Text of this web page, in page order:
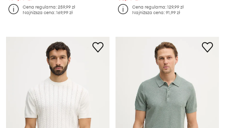
Cena regularna:259,99 zł
Najniższa cena:169,99 zł
Cena regularna:129,99 zł
Najniższa cena:91,99 zł